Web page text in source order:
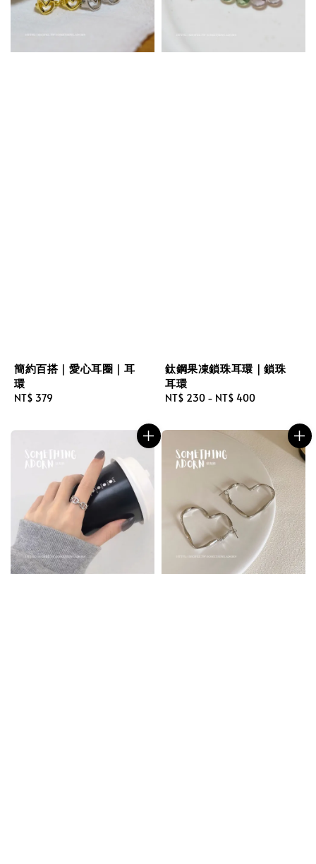
簡約百搭｜愛心耳圈｜耳
環
Regular
NT$ 379
鈦鋼果凍鎖珠耳環｜鎖珠
耳環
Regular
NT$ 230 - NT$ 400